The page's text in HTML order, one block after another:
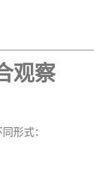
观察
形式：